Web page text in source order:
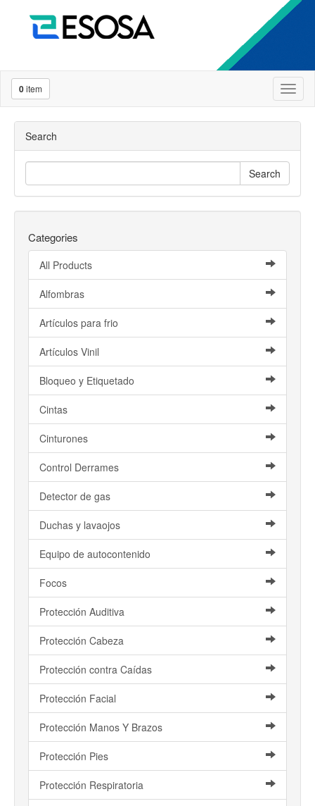
0item
Search
Search
Categories
All Products
Alfombras
Artículos para frio
Artículos Vinil
Bloqueo y Etiquetado
Cintas
Cinturones
Control Derrames
Detector de gas
Duchas y lavaojos
Equipo de autocontenido
Focos
Protección Auditiva
Protección Cabeza
Protección contra Caídas
Protección Facial
Protección Manos Y Brazos
Protección Pies
Protección Respiratoria